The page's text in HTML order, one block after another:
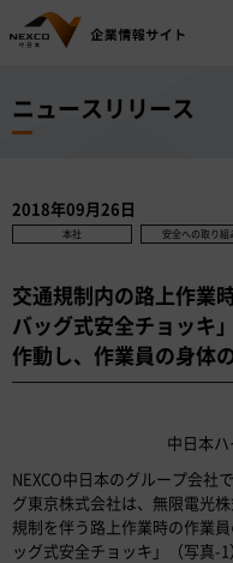
ニュースリリース
2018年09月26日
本社 安全への取り組
交通規制内の路上作業
バッグ式安全チョッキ
作動し、作業員の身体
中日本
NEXCO中日本のグループ会社
グ東京株式会社は、無限電光
規制を伴う路上作業時の作業
ッグ式安全チョッキ」（写真-